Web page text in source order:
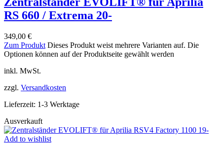
RS 660 / Extrema 20-
349,00 €
Zum Produkt Dieses Produkt weist mehrere Varianten auf. Die
Optionen können auf der Produktseite gewählt werden
inkl. MwSt.
zzgl. Versandkosten
Lieferzeit: 1-3 Werktage
Ausverkauft
Add to wishlist